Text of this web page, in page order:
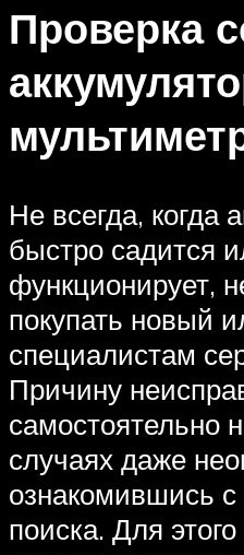
Проверка
Не всегда, когда
быстро садится
функционирует,
покупать новый
специалистам
Причину
самостоятельно
случаях даже
ознакомившись
поиска. Для